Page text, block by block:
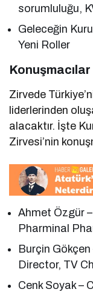
sorumluluğu,
Geleceğin
Yeni Roller
Konuşmacılar
Zirvede
liderlerinden
alacaktır. İşte
Zirvesi’nin
Ahmet Özgür
Pharminal
Burçin
Director, TV
Cenk Soyak –